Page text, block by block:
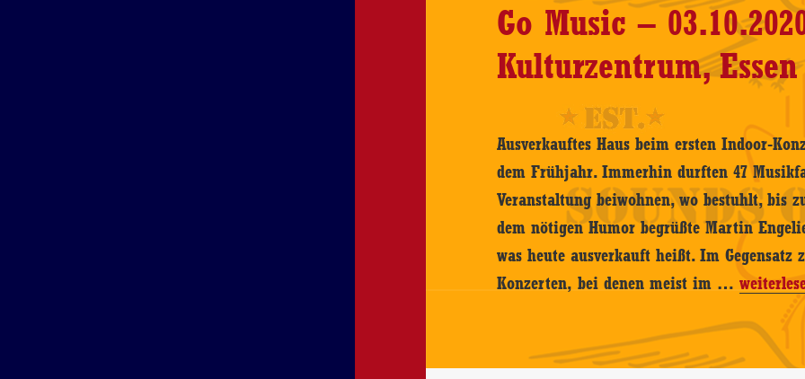
Review
Go Music –
Kulturzentrum,
Ausverkauftes Haus beim ersten Indoor-
dem Frühjahr. Immerhin durften 47
Veranstaltung beiwohnen, wo bestuhlt, bis
dem nötigen Humor begrüßte Martin
was heute ausverkauft heißt. Im Gegensatz
Konzerten, bei denen meist im …Go